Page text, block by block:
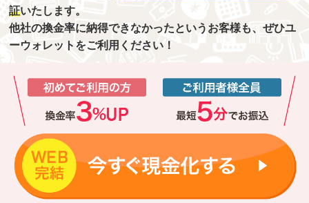
証いたします。
他社の換金率に納得できなかったというお客様も、ぜひユ
ーウォレットをご利用ください！